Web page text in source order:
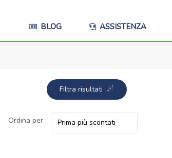
BLOG ASSISTENZA
Filtra risultati
Ordina per :